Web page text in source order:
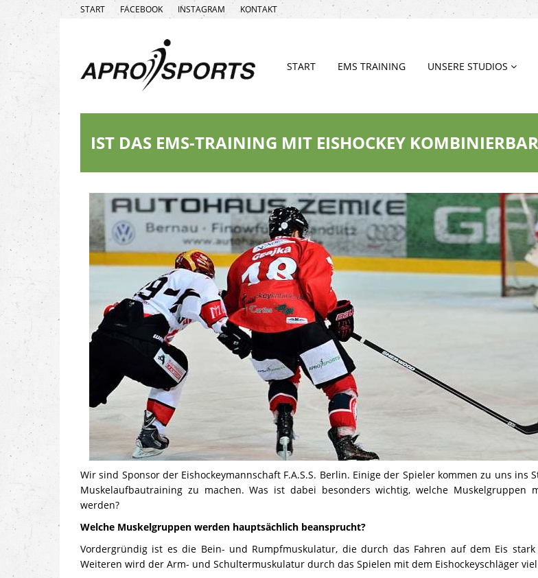
START FACEBOOK INSTAGRAM KONTAKT
START EMS TRAINING UNSERE STUDIOS
IST DAS EMS-TRAINING MIT EISHOCKEY
Wir sind Sponsor der Eishockeymannschaft F.A.S.S. Berlin. Einige der Spieler kommen zu uns ins
Muskelaufbautraining zu machen. Was ist dabei besonders wichtig, welche Muskelgruppen
werden?
Welche Muskelgruppen werden hauptsächlich beansprucht?
Vordergründig ist es die Bein- und Rumpfmuskulatur, die durch das Fahren auf dem Eis
Weiteren wird der Arm- und Schultermuskulatur durch das Spielen mit dem Eishockeyschläger